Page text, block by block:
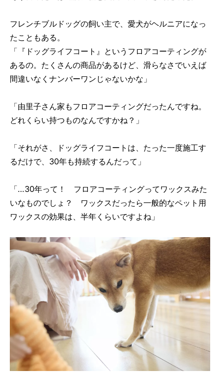
フレンチブルドッグの飼い主で、愛犬がヘルニアになっ
たこともある。
「『ドッグライフコート』というフロアコーティングが
あるの。たくさんの商品があるけど、滑らなさでいえば
間違いなくナンバーワンじゃないかな」
「由里子さん家もフロアコーティングだったんですね。
どれくらい持つものなんですかね？」
「それがさ、ドッグライフコートは、たった一度施工す
るだけで、30年も持続するんだって」
「…30年って！ フロアコーティングってワックスみた
いなものでしょ？ ワックスだったら一般的なペット用
ワックスの効果は、半年くらいですよね」